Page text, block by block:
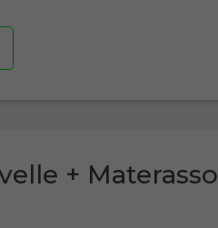
+ Materasso